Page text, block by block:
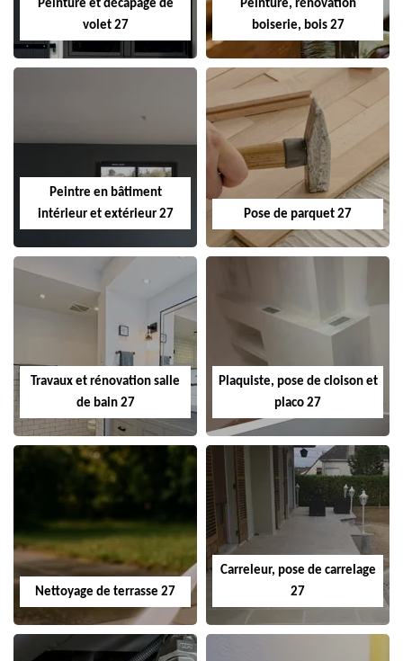
Peinture et décapage de
volet 27
Peinture, rénovation
boiserie, bois 27
Peintre en bâtiment
intérieur et extérieur 27
Pose de parquet 27
Travaux et rénovation salle
de bain 27
Plaquiste, pose de cloison et
placo 27
Nettoyage de terrasse 27
Carreleur, pose de carrelage
27